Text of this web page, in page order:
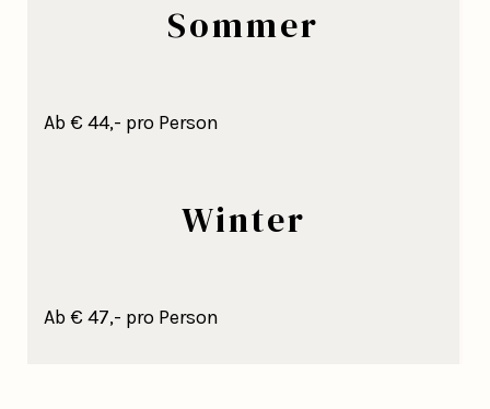
Sommer
Ab € 44,- pro Person
Winter
Ab € 47,- pro Person